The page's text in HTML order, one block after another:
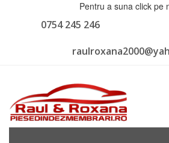
Pentru a suna click pe
0754 245 246